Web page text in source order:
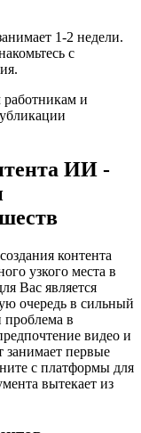
1-2 недели.
с
и
ИИ -
контента
узкого места в
Вас является
очередь в сильный
проблема в
видео и
занимает первые
с платформы для
вытекает из